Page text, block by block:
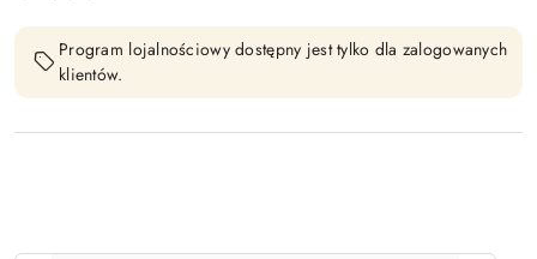
Program lojalnościowy dostępny jest tylko dla zalogowanych
klientów.